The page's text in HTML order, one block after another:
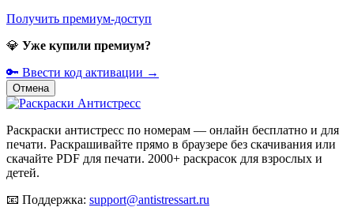
Получить премиум-доступ
💎 Уже купили премиум?
🔑 Ввести код активации →
Отмена
Раскраски антистресс по номерам — онлайн бесплатно и для
печати. Раскрашивайте прямо в браузере без скачивания или
скачайте PDF для печати. 2000+ раскрасок для взрослых и
детей.
📧 Поддержка: support@antistressart.ru